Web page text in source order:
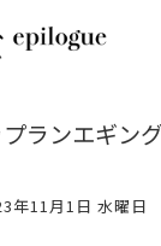
ランエギン
年11月1日 水曜日